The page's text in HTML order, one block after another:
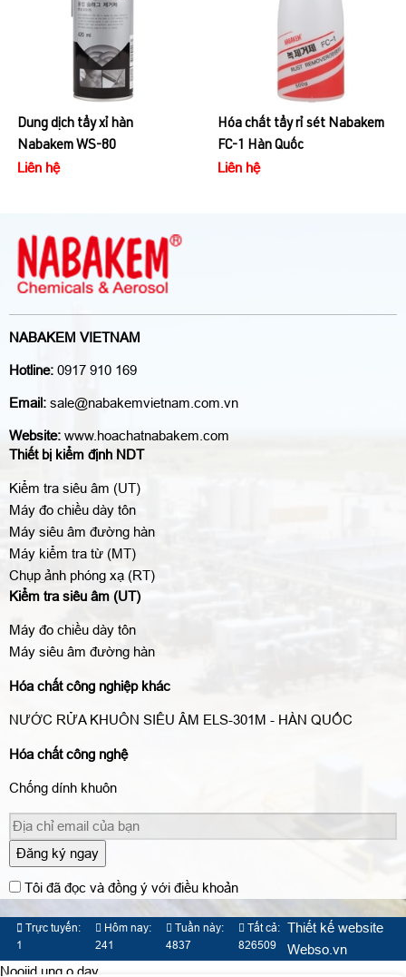
Dung dịch tẩy xỉ hàn
Nabakem WS-80
Liên hệ
Hóa chất tẩy rỉ sét Nabakem
FC-1 Hàn Quốc
Liên hệ
NABAKEM VIETNAM
Hotline: 0917 910 169
Email: sale@nabakemvietnam.com.vn
Website: www.hoachatnabakem.com
Thiết bị kiểm định NDT
Kiểm tra siêu âm (UT)
Máy đo chiều dày tôn
Máy siêu âm đường hàn
Máy kiểm tra từ (MT)
Chụp ảnh phóng xạ (RT)
Kiểm tra siêu âm (UT)
Máy đo chiều dày tôn
Máy siêu âm đường hàn
Hóa chất công nghiệp khác
NƯỚC RỬA KHUÔN SIÊU ÂM ELS-301M - HÀN QUỐC
Hóa chất công nghệ
Chống dính khuôn
Đăng ký ngay
Tôi đã đọc và đồng ý với điều khoản
Trực tuyến:
1
Hôm nay:
241
Tuần này:
4837
Tất cả:
826509
Thiết kế website
Webso.vn
Nooijd ung o day